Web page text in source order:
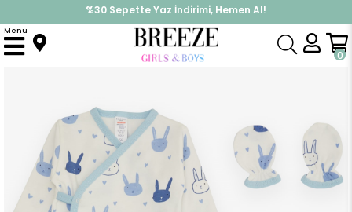
%30 Sepette Yaz İndirimi, Hemen Al!
İndirimlere ek %10 İndirimi Kap, Hemen Üye Ol!
0
Menu
Anasayfa Hastane Çıkışı